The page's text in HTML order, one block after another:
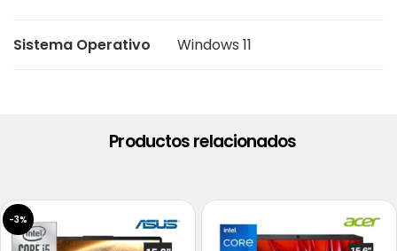
Sistema Operativo Windows 11
Productos relacionados
-3%